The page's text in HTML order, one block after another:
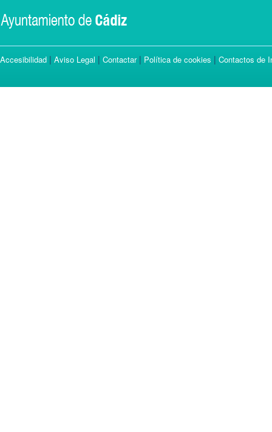
Accesibilidad | Aviso Legal | Contactar| Política de cookies | Contactos de